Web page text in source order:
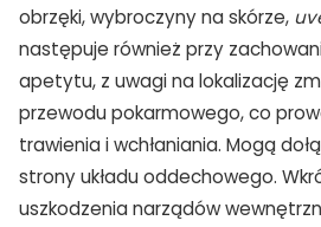
obrzęki, wybroczyny na skórze,
następuje również przy
apetytu, z uwagi na lokalizację
przewodu pokarmowego, co
trawienia i wchłaniania. Mogą
strony układu oddechowego.
uszkodzenia narządów